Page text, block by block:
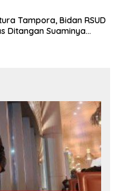
Tampora, Bidan RSUD
Ditangan Suaminya